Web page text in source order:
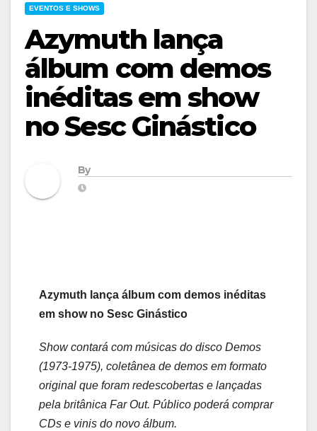
EVENTOS E SHOWS
Azymuth lança
álbum com demos
inéditas em show
no Sesc Ginástico
By
Azymuth lança álbum com demos inéditas
em show no Sesc Ginástico
Show contará com músicas do disco Demos
(1973-1975), coletânea de demos em formato
original que foram redescobertas e lançadas
pela britânica Far Out. Público poderá comprar
CDs e vinis do novo álbum.